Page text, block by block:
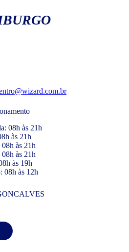
08h às 21h
às 21h
08h às 21h
às 21h
às 19h
08h às 12h